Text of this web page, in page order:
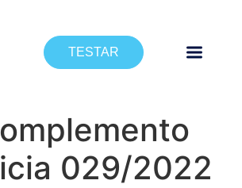
TESTAR
029/2022